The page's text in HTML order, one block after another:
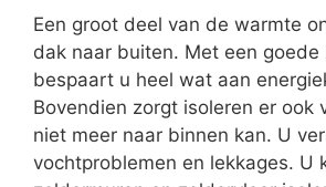
tussen een dakraam of
en nadelen aan beiden. Zo is
wat goedkoper. Een dakkapel
natuurlijk het voordeel om recht
staan. Toch zorgt dit voor meer
verhoogt u de kans op